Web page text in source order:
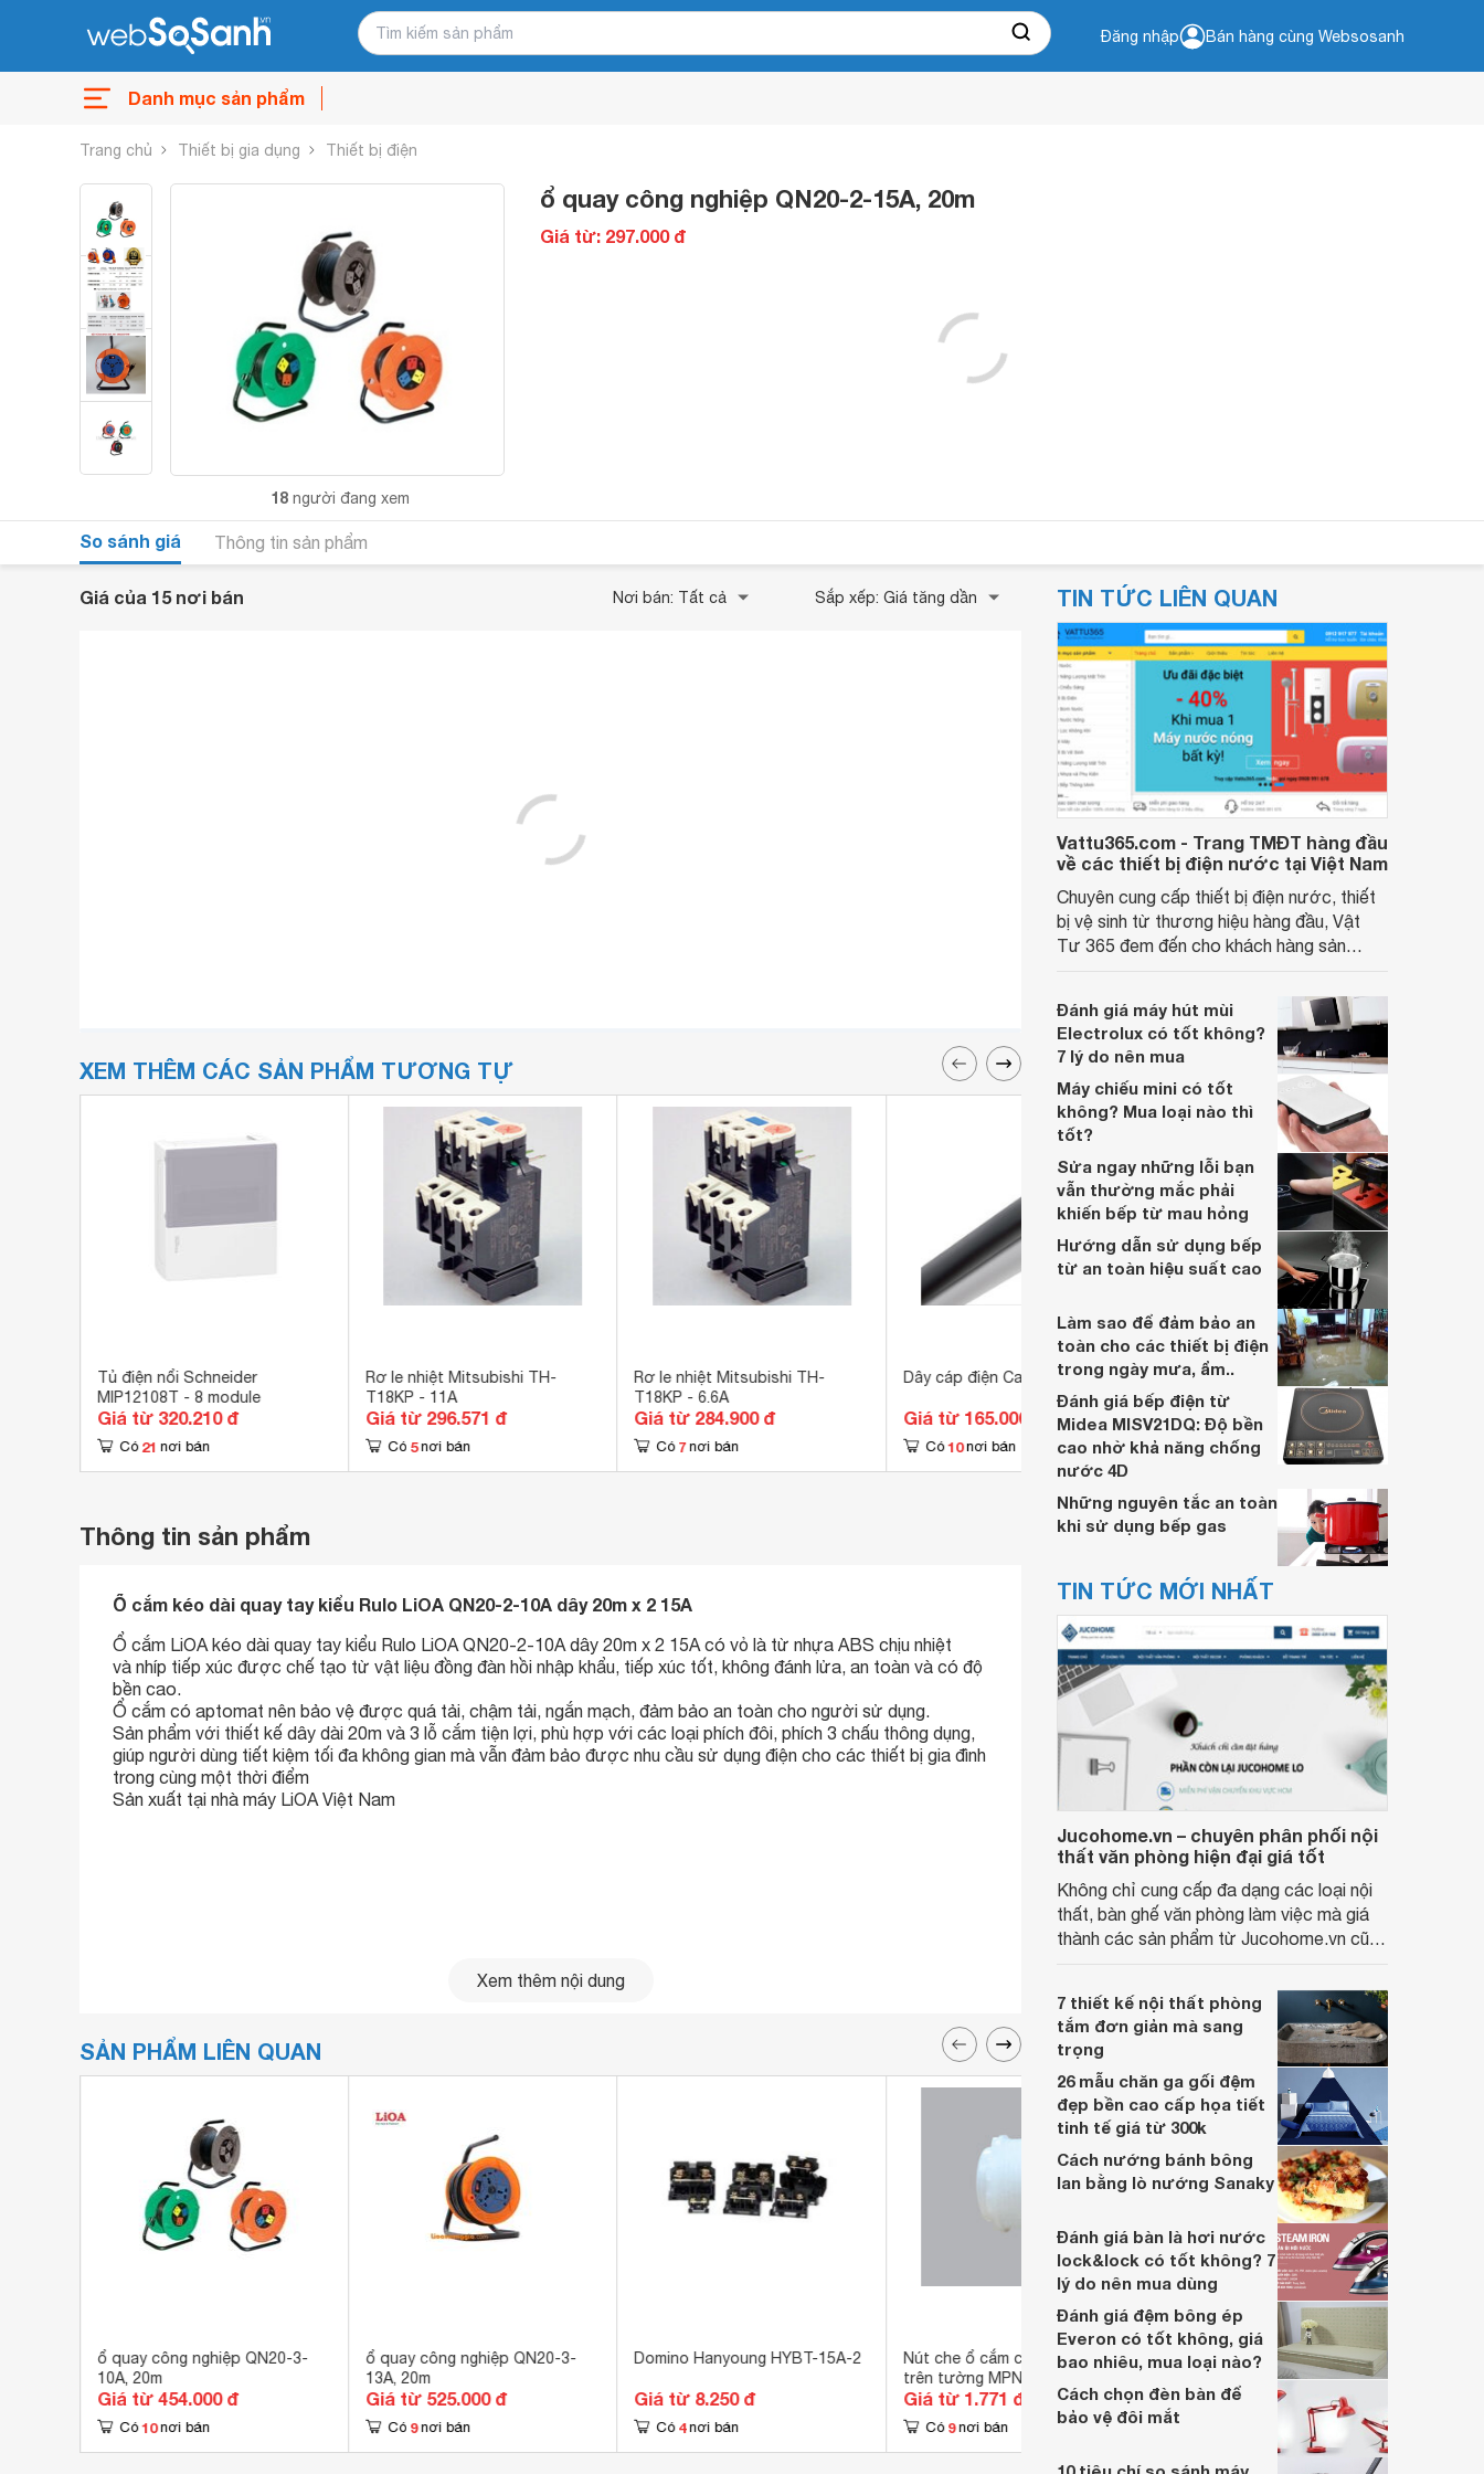
Đăng nhập Bán hàng cùng Websosanh
Danh mục sản phẩm
Trang chủ Thiết bị gia dụng Thiết bị điện
18 người đang xem
ổ quay công nghiệp QN20-2-15A, 20m
Giá từ: 297.000 đ
So sánh giá Thông tin sản phẩm
Giá của 15 nơi bán Nơi bán: Tất cả Sắp xếp: Giá tăng dần
XEM THÊM CÁC SẢN PHẨM TƯƠNG TỰ
Tủ điện nổi Schneider
MIP12108T - 8 module
Giá từ 320.210 đ
Có 21 nơi bán
Rơ le nhiệt Mitsubishi TH-
T18KP - 11A
Giá từ 296.571 đ
Có 5 nơi bán
Rơ le nhiệt Mitsubishi TH-
T18KP - 6.6A
Giá từ 284.900 đ
Có 7 nơi bán
Dây cáp điện Cadivi CV 150
Giá từ 165.000 đ
Có 10 nơi bán
Thiết bị khởi động từ
Contactor Hager Model
EW016_C
Giá từ 314.600 đ
Có 2 nơi bán
Thông tin sản phẩm
Ổ cắm kéo dài quay tay kiểu Rulo LiOA QN20-2-10A dây 20m x 2 15A
Ổ cắm LiOA kéo dài quay tay kiểu Rulo LiOA QN20-2-10A dây 20m x 2 15A có vỏ là từ nhựa ABS chịu nhiệt
và nhíp tiếp xúc được chế tạo từ vật liệu đồng đàn hồi nhập khẩu, tiếp xúc tốt, không đánh lửa, an toàn và có độ
bền cao.
Ổ cắm có aptomat nên bảo vệ được quá tải, chậm tải, ngắn mạch, đảm bảo an toàn cho người sử dụng.
Sản phẩm với thiết kế dây dài 20m và 3 lỗ cắm tiện lợi, phù hợp với các loại phích đôi, phích 3 chấu thông dụng,
giúp người dùng tiết kiệm tối đa không gian mà vẫn đảm bảo được nhu cầu sử dụng điện cho các thiết bị gia đình
trong cùng một thời điểm
Sản xuất tại nhà máy LiOA Việt Nam
Xem thêm nội dung
SẢN PHẨM LIÊN QUAN
ổ quay công nghiệp QN20-3-
10A, 20m
Giá từ 454.000 đ
Có 10 nơi bán
ổ quay công nghiệp QN20-3-
13A, 20m
Giá từ 525.000 đ
Có 9 nơi bán
Domino Hanyoung HYBT-15A-2
Giá từ 8.250 đ
Có 4 nơi bán
Nút che ổ cắm công nghiệp bắt
trên tường MPN-C
Giá từ 1.771 đ
Có 9 nơi bán
Domino lắp ráp 15A SHTB-15A
Giá từ 3.960 đ
TIN TỨC LIÊN QUAN
Vattu365.com - Trang TMĐT hàng đầu
về các thiết bị điện nước tại Việt Nam
Chuyên cung cấp thiết bị điện nước, thiết
bị vệ sinh từ thương hiệu hàng đầu, Vật
Tư 365 đem đến cho khách hàng sản
nhiều năm, nhân viên tư vấn chuyên
nghiệp, đội ngũ kỹ thuật có tay nghề cao,
vattu365.com đang là lựa chọn hàng đầu
của nhiều người hiện nay.
Đánh giá máy hút mùi
Electrolux có tốt không?
7 lý do nên mua
Máy chiếu mini có tốt
không? Mua loại nào thì
tốt?
Sửa ngay những lỗi bạn
vẫn thường mắc phải
khiến bếp từ mau hỏng
Hướng dẫn sử dụng bếp
từ an toàn hiệu suất cao
Làm sao để đảm bảo an
toàn cho các thiết bị điện
trong ngày mưa, ẩm..
Đánh giá bếp điện từ
Midea MISV21DQ: Độ bền
cao nhờ khả năng chống
nước 4D
Những nguyên tắc an toàn
khi sử dụng bếp gas
TIN TỨC MỚI NHẤT
Jucohome.vn – chuyên phân phối nội
thất văn phòng hiện đại giá tốt
Không chỉ cung cấp đa dạng các loại nội
thất, bàn ghế văn phòng làm việc mà giá
thành các sản phẩm từ Jucohome.vn cũng
7 thiết kế nội thất phòng
tắm đơn giản mà sang
trọng
26 mẫu chăn ga gối đệm
đẹp bền cao cấp họa tiết
tinh tế giá từ 300k
Cách nướng bánh bông
lan bằng lò nướng Sanaky
Đánh giá bàn là hơi nước
lock&lock có tốt không? 7
lý do nên mua dùng
Đánh giá đệm bông ép
Everon có tốt không, giá
bao nhiêu, mua loại nào?
Cách chọn đèn bàn để
bảo vệ đôi mắt